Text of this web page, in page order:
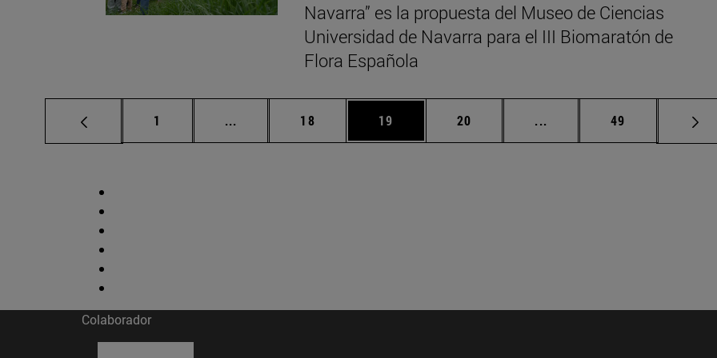
Navarra” es la propuesta del Museo de Ciencias
Universidad de Navarra para el III Biomaratón de
Flora Española
Página
1 ... Páginas intermedias Use TAB para desplazarse.
Página
18 Página
19 Página
20 ... Páginas intermedias Use
Página
49
Colaborador